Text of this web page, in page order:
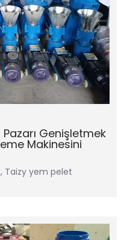
Genişletmek
Makinesini
Taizy yem pelet